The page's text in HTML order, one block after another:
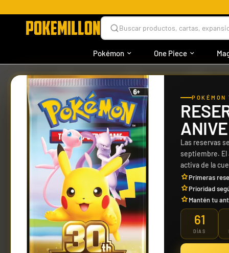
Pokémon One Piece
Buscar productos, cartas,
Las reservas
septiembre. El
activa de la
Primeras
Prioridad
Mantén tu
61
DÍAS
INICIO › ACCESORIOS › PRODUCTOS ›